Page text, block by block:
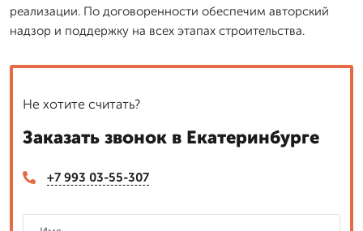
реализации. По договоренности обеспечим авторский
надзор и поддержку на всех этапах строительства.
Не хотите считать?
Заказать звонок в Екатеринбурге
+7 993 03-55-307